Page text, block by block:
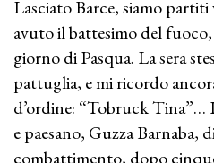
Lasciato Barce, siamo
avuto il battesimo del
giorno di Pasqua. La sera
pattuglia, e mi ricordo
d’ordine: “Tobruck Tina”…
e paesano, Guzza Barnaba,
combattimento, dopo